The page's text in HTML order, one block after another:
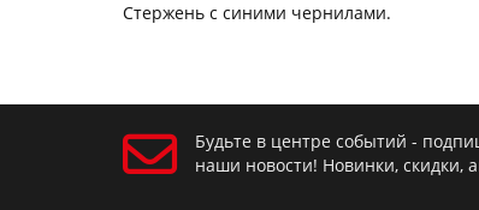
Стержень с синими чернилами.
Будьте в центре событий -
наши новости! Новинки, скидки,